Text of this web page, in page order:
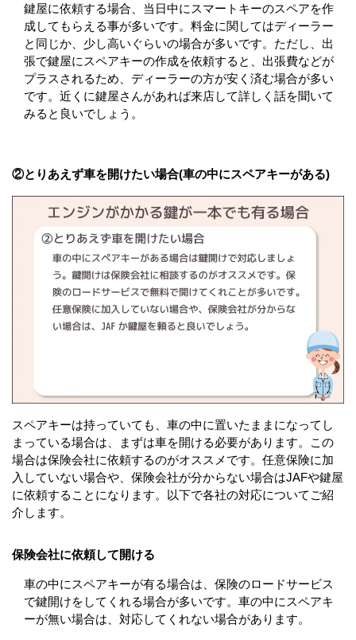
鍵屋に依頼する場合、当日中にスマートキーのスペアを作
成してもらえる事が多いです。料金に関してはディーラー
と同じか、少し高いぐらいの場合が多いです。ただし、出
張で鍵屋にスペアキーの作成を依頼すると、出張費などが
プラスされるため、ディーラーの方が安く済む場合が多い
です。近くに鍵屋さんがあれば来店して詳しく話を聞いて
みると良いでしょう。
②とりあえず車を開けたい場合(車の中にスペアキーがある)
スペアキーは持っていても、車の中に置いたままになってし
まっている場合は、まずは車を開ける必要があります。この
場合は保険会社に依頼するのがオススメです。任意保険に加
入していない場合や、保険会社が分からない場合はJAFや鍵屋
に依頼することになります。以下で各社の対応についてご紹
介します。
保険会社に依頼して開ける
車の中にスペアキーが有る場合は、保険のロードサービス
で鍵開けをしてくれる場合が多いです。車の中にスペアキ
ーが無い場合は、対応してくれない場合があります。